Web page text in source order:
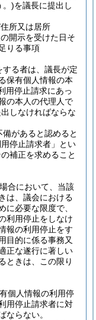
。)を議長に提出し
所又は居所
開示を受けた日そ
りる事項
る者は、議長が定
保有個人情報の本
用停止請求にあっ
の本人の代理人で
しなければならな
があると認めると
停止請求者」とい
補正を求めること
合において、当該
は、議会における
に必要な限度で、
利用停止をしなけ
報の利用停止をす
目的に係る事務又
正な遂行に著しい
ときは、この限り
個人情報の利用停
用停止請求者に対
ならない。